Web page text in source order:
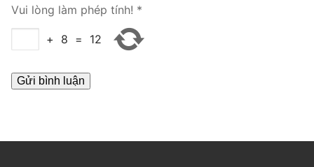
HƯỚNG DẪN
Vui lòng làm phép tính! *
+ 8 = 12